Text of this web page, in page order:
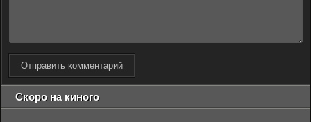
Отправить комментарий
Скоро на киного